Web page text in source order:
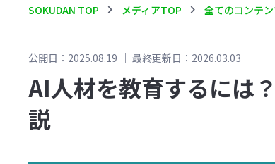
SOKUDAN TOP chevron_right メディアTOP chevron_right 全てのコンテ
公開日：2025.08.19 ｜ 最終更新日：2026.03.03
AI人材を教育するには
説